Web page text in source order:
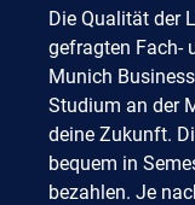
Die Qualität der
gefragten Fach-
Munich
Studium an der
deine Zukunft.
bequem in
bezahlen. Je